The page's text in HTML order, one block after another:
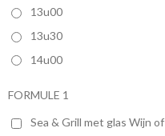
13u00
13u30
14u00
FORMULE 1
Sea & Grill met glas Wijn